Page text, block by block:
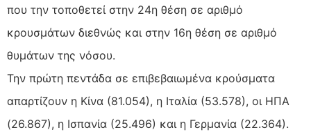
που την τοποθετεί στην 24η θέση σε αριθμό
κρουσμάτων διεθνώς και στην 16η θέση σε αριθμό
θυμάτων της νόσου.
Την πρώτη πεντάδα σε επιβεβαιωμένα κρούσματα
απαρτίζουν η Κίνα (81.054), η Ιταλία (53.578), οι ΗΠΑ
(26.867), η Ισπανία (25.496) και η Γερμανία (22.364).